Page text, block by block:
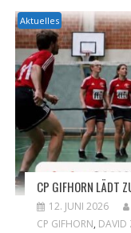
Aktuelles
CP GIFHORN LÄDT
12. JUNI 2026
CP GIFHORN, DAVID